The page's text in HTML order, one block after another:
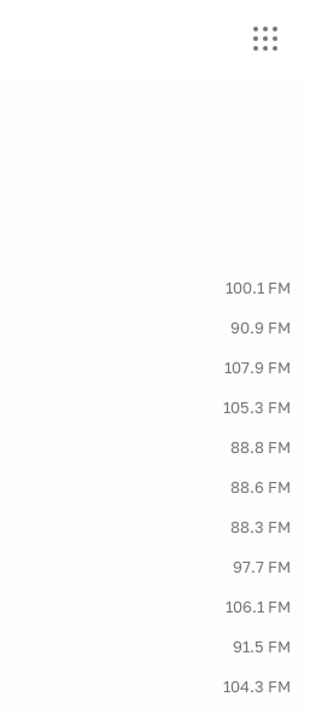
100.1 FM
90.9 FM
107.9 FM
105.3 FM
88.8 FM
88.6 FM
88.3 FM
97.7 FM
106.1 FM
91.5 FM
104.3 FM